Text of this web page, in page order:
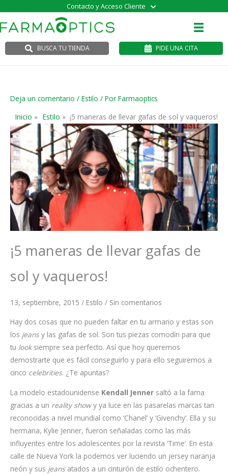
contenido
Contacto y Acceso Cliente
BUSCA TU TIENDA PIDE UNA CITA
Deja un comentario / Estilo / Por Farmaoptics
Inicio
Estilo ¡5 maneras de llevar gafas de sol y vaqueros!
¡5 maneras de llevar gafas de
sol y vaqueros!
13, septiembre, 2015 / Estilo / Sin comentarios
Hay dos cosas que no pueden faltar en tu armario y estas son
los jeansy las gafas de sol. Son tus piezas comodín para que
tu looksiempre sea perfecto. Así que hoy queremos
demostrarte que es fácil conseguirlo y para ello seguiremos a
cinco celebrities. ¿Te apuntas?
La modelo estadounidense Kendall Jenner saltó a la fama
gracias a un reality showy ya luce en las pasarelas marcas tan
reconocidas a nivel mundial como ‘Chanel’ y ‘Givenchy’. Ella y su
hermana, Kylie Jenner, fueron señaladas como las más
influyentes entre los adolescentes por la revista ‘Time’. En esta
calle de Nueva York la podemos ver luciendo un jersey naranja
neón y sus jeansatados a un cinturón de estilo ochentero.